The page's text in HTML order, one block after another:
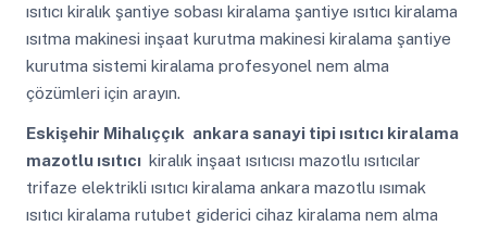
ısıtıcı kiralık şantiye sobası kiralama şantiye ısıtıcı kiralama
ısıtma makinesi inşaat kurutma makinesi kiralama şantiye
kurutma sistemi kiralama profesyonel nem alma
çözümleri için arayın.
Eskişehir Mihalıççık ankara sanayi tipi ısıtıcı kiralama
mazotlu ısıtıcı kiralık inşaat ısıtıcısı mazotlu ısıtıcılar
trifaze elektrikli ısıtıcı kiralama ankara mazotlu ısımak
ısıtıcı kiralama rutubet giderici cihaz kiralama nem alma